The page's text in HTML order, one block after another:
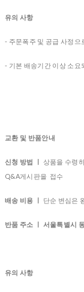
유의 사항
- 주문폭주 및 공급 사정으
- 기본 배송기간 이상 소요
교환 및 반품안내
신청 방법 ㅣ 상품을 수령
Q&A게시판을 접수
배송 비용 ㅣ 단순 변심은
반품 주소 ㅣ 서울특별시
유의 사항